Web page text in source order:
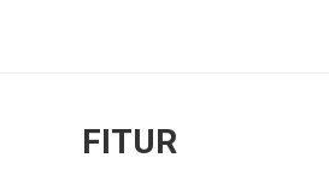
FITUR